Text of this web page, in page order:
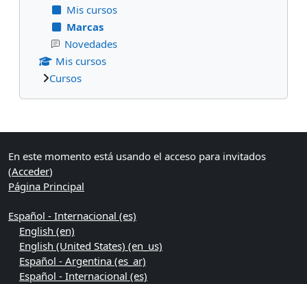
Mis cursos
Marcas
Novedades
Mis cursos
Cursos
Bloques suplementarios
En este momento está usando el acceso para invitados
(Acceder)
Página Principal
Español - Internacional ‎(es)‎
English ‎(en)‎
English (United States) ‎(en_us)‎
Español - Argentina ‎(es_ar)‎
Español - Internacional ‎(es)‎